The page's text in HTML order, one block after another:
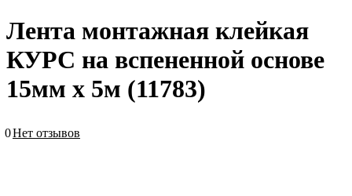
Лента монтажная клейкая
КУРС на вспененной основе
15мм х 5м (11783)
0Нет отзывов